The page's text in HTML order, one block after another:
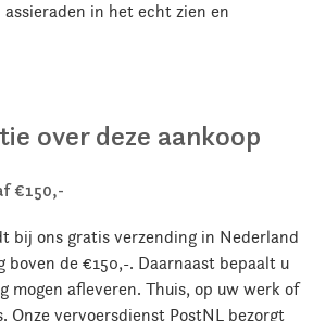
in het echt zien en
over deze aankoop
€150,-
bij ons gratis verzending in Nederland
boven de €150,-. Daarnaast bepaalt u
mogen afleveren. Thuis, op uw werk of
Onze vervoersdienst PostNL bezorgt